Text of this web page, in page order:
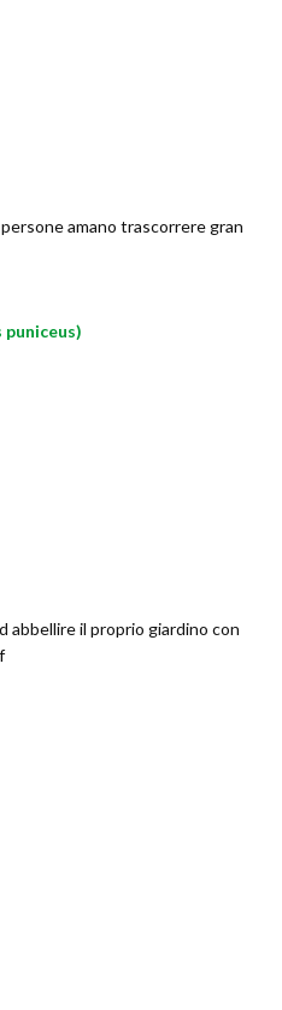
amano trascorrere gran
abbellire il proprio giardino con